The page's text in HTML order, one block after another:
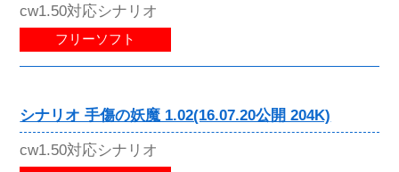
cw1.50対応シナリオ
フリーソフト
シナリオ 手傷の妖魔 1.02(16.07.20公開 204K)
cw1.50対応シナリオ